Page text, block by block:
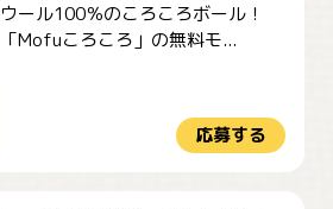
ウール100％のころころボール！
「Mofuころころ」の無料モ...
応募する